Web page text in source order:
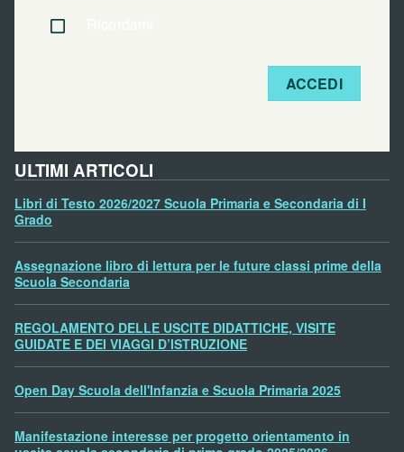
ACCEDI
ULTIMI ARTICOLI
Libri di Testo 2026/2027 Scuola Primaria e Secondaria di I
Grado
Assegnazione libro di lettura per le future classi prime della
Scuola Secondaria
REGOLAMENTO DELLE USCITE DIDATTICHE, VISITE
GUIDATE E DEI VIAGGI D’ISTRUZIONE
Open Day Scuola dell'Infanzia e Scuola Primaria 2025
Manifestazione interesse per progetto orientamento in